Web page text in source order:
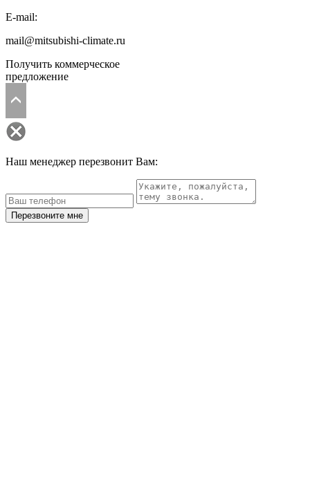
E-mail:
mail@mitsubishi-climate.ru
Получить коммерческое
предложение
Наш менеджер перезвонит Вам:
Перезвоните мне